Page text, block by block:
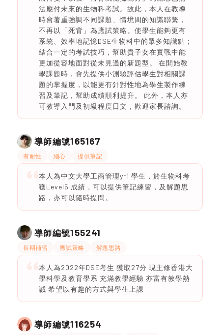
法應付未來的生物科考試。故此，本人在教導
時會著重強調不同課題、情境間的知識聯繫，
不再以「死背」為應試策略。使學生能夠更有
系統、效率地記憶DSE生物科中的眾多知識點；
結合一定的考試技巧，幫助貴子女在實戰中能
更加從容地面對從未見過的新題型。 在開始教
學課題時，會先提供小測驗評估學生對相關課
題的掌握度，以能更有針對性地為學生製作練
習及筆記，幫助成績順利提升。 此外，本人亦
可教導入門及初級程度日文，歡迎家長諮詢。
導師編號165167
有耐性 細心 提供筆記
本人為中文大學工商管理yr1 學生，於生物科考
獲Level5 成績，可以提供筆記練習，及解題思
路，亦可以隨時提問。
導師編號155241
長期補習 應試策略 解題思路
本人為2022年DSE考生 獲取27分 現主修香港大
學科學及教育學系 充滿教學經驗 亦富有教學熱
誠 希望以有趣的方式與學生上課
導師編號116254